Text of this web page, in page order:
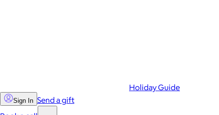
Holiday Guide
Sign In Send a gift